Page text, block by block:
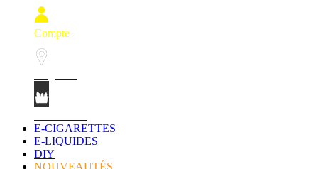
Compte
E-CIGARETTES
E-LIQUIDES
DIY
NOUVEAUTÉS